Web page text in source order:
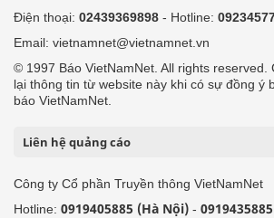
Điện thoại: 02439369898 - Hotline:
Email: vietnamnet@vietnamnet.vn
© 1997 Báo VietNamNet. All rights reserved.
lại thông tin từ website này khi có sự đồng ý
báo VietNamNet.
Liên hệ quảng cáo
Công ty Cổ phần Truyền thông VietNamNet
Hotline: 0919405885 (Hà Nội) -